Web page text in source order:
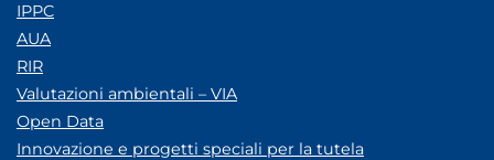
IPPC
AUA
RIR
Valutazioni ambientali – VIA
Open Data
Innovazione e progetti speciali per la tutela